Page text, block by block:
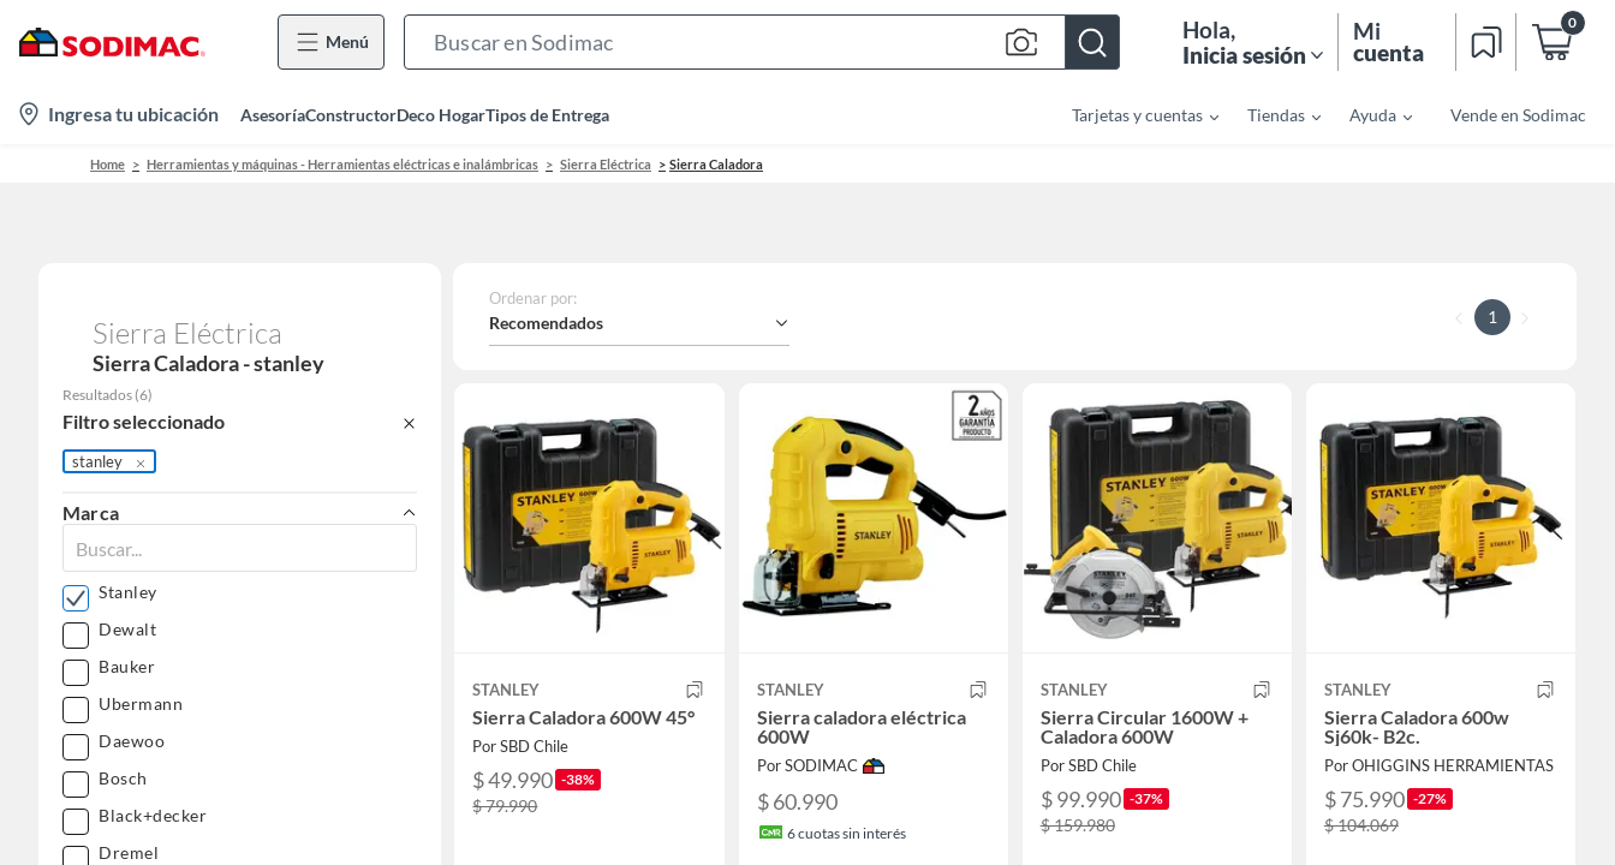
Menú
Bar
Hola,
Inicia sesión
Mi
cuenta
0
location-
icon
Ingresa tu ubicación AsesoríaConstructorDeco HogarTipos de Entrega Tarjetas y cuentas Tiendas Ayuda Vende en Sodimac
Home Herramientas y máquinas - Herramientas eléctricas e inalámbricas Sierra Eléctrica Sierra Caladora
Sierra Eléctrica
Sierra Caladora - stanley
Resultados (6)
Filtro seleccionado
stanley
Marca
Stanley
Dewalt
Bauker
Ubermann
Daewoo
Bosch
Black+decker
Dremel
Ordenar por:
Recomendados 1
STANLEY
Sierra Caladora 600W 45°
Por SBD Chile
$ 49.990 -38%
$ 79.990
STANLEY
Sierra caladora eléctrica
600W
Por SODIMAC
$ 60.990
6cuotas sin interés
STANLEY
Sierra Circular 1600W +
Caladora 600W
Por SBD Chile
$ 99.990 -37%
$ 159.980
STANLEY
Sierra Caladora 600w
Sj60k- B2c.
Por OHIGGINS HERRAMIENTAS
$ 75.990 -27%
$ 104.069